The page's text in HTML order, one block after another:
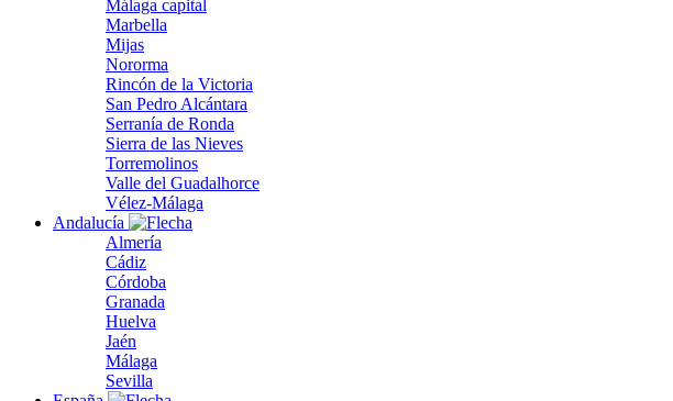
Málaga capital
Marbella
Mijas
Nororma
Rincón de la Victoria
San Pedro Alcántara
Serranía de Ronda
Sierra de las Nieves
Torremolinos
Valle del Guadalhorce
Vélez-Málaga
Andalucía
Almería
Cádiz
Córdoba
Granada
Huelva
Jaén
Málaga
Sevilla